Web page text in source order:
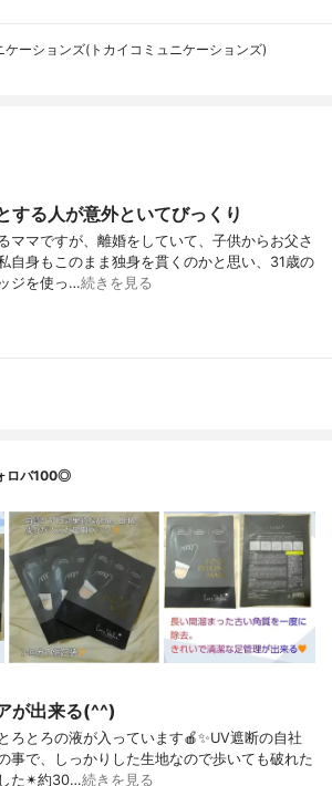
ケーションズ(トカイコミュニケーションズ)
する人が意外といてびっくり
ママですが、離婚をしていて、子供からお父さ
自身もこのまま独身を貫くのかと思い、31歳の
ジを使っ…続きを見る
ロバ100◎
が出来る(^^)
ろとろの液が入っています🍎✨UV遮断の自社
事で、しっかりした生地なので歩いても破れた
た✴約30…続きを見る